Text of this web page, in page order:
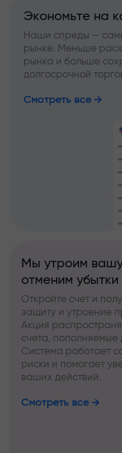
Экономьте на
Наши спреды —
рынке. Меньше
рынка и больше
долгосрочной
Смотреть все
Мы утроим
отменим убытки
Откройте счет и
защиту и утроение
Акция
счета, пополняемые
Система работает
риски и помогает
ваших действий.
Смотреть все